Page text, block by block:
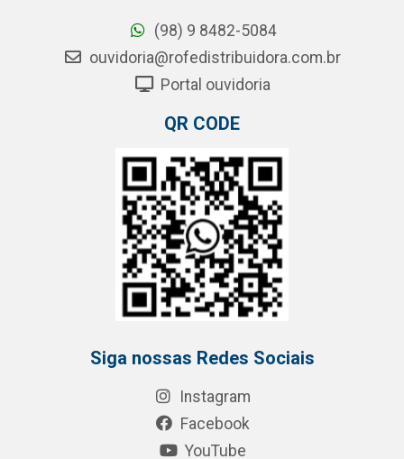
(98) 9 8482-5084
ouvidoria@rofedistribuidora.com.br
Portal ouvidoria
QR CODE
Siga nossas Redes Sociais
Instagram
Facebook
YouTube